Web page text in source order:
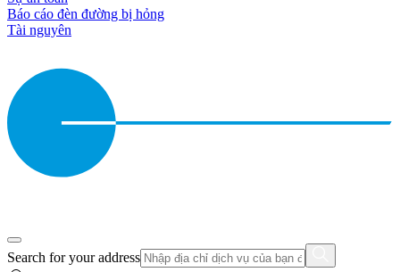
Báo cáo đèn đường bị hỏng
Tài nguyên
Search for your address